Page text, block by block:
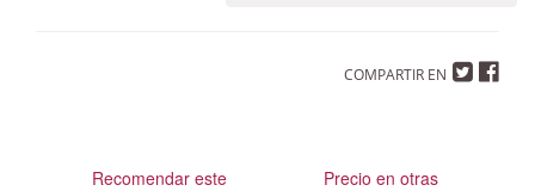
COMPARTIR EN
Recomendar este
Precio en otras